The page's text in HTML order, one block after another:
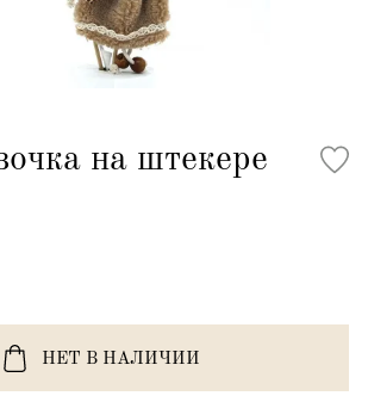
на штекере
НЕТ В НАЛИЧИИ